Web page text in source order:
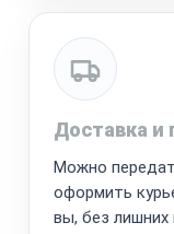
Доставка и
Можно
оформить
вы, без лишних